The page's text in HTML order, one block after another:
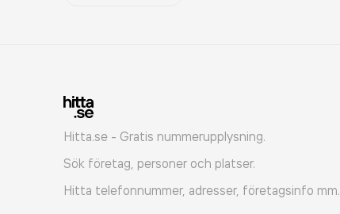
Hitta.se - Gratis nummerupplysning.
Sök företag, personer och platser.
Hitta telefonnummer, adresser, företagsinfo mm.